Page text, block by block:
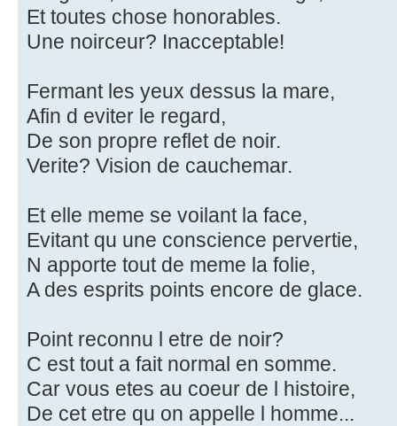
Et toutes chose honorables.
Une noirceur? Inacceptable!
Fermant les yeux dessus la mare,
Afin d eviter le regard,
De son propre reflet de noir.
Verite? Vision de cauchemar.
Et elle meme se voilant la face,
Evitant qu une conscience pervertie,
N apporte tout de meme la folie,
A des esprits points encore de glace.
Point reconnu l etre de noir?
C est tout a fait normal en somme.
Car vous etes au coeur de l histoire,
De cet etre qu on appelle l homme...